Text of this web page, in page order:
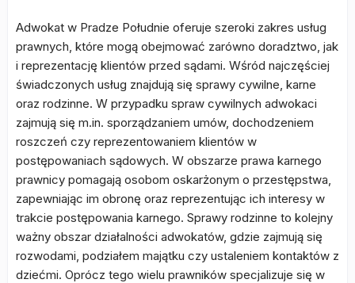
Adwokat w Pradze Południe oferuje szeroki zakres usług
prawnych, które mogą obejmować zarówno doradztwo, jak
i reprezentację klientów przed sądami. Wśród najczęściej
świadczonych usług znajdują się sprawy cywilne, karne
oraz rodzinne. W przypadku spraw cywilnych adwokaci
zajmują się m.in. sporządzaniem umów, dochodzeniem
roszczeń czy reprezentowaniem klientów w
postępowaniach sądowych. W obszarze prawa karnego
prawnicy pomagają osobom oskarżonym o przestępstwa,
zapewniając im obronę oraz reprezentując ich interesy w
trakcie postępowania karnego. Sprawy rodzinne to kolejny
ważny obszar działalności adwokatów, gdzie zajmują się
rozwodami, podziałem majątku czy ustaleniem kontaktów z
dziećmi. Oprócz tego wielu prawników specjalizuje się w